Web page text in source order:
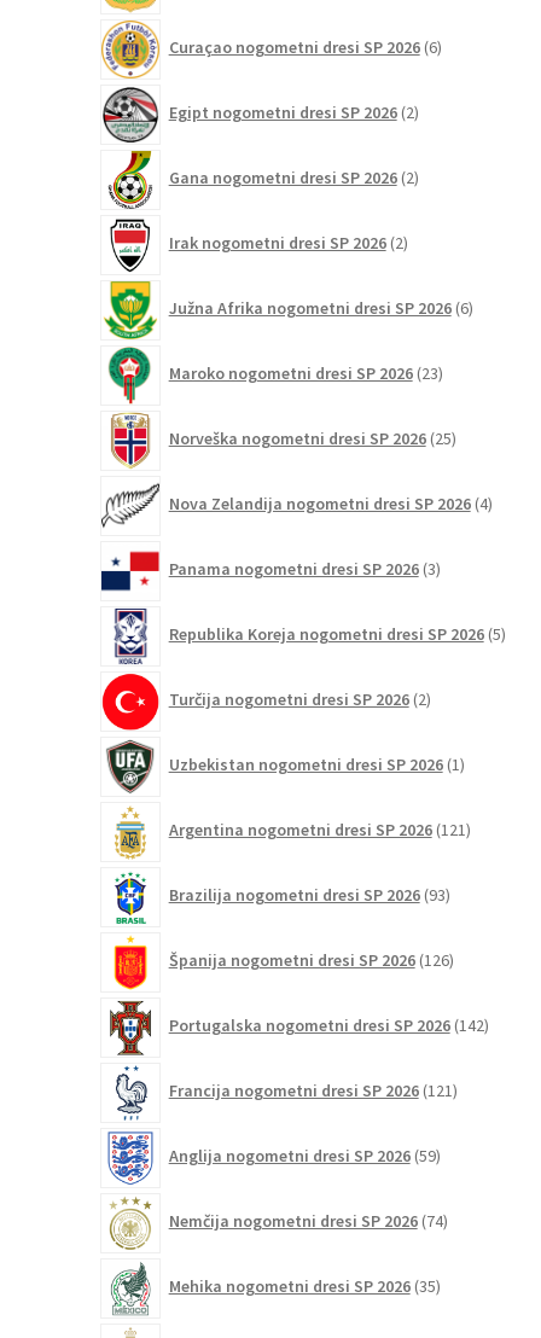
Curaçao nogometni dresi SP 2026 6izdelkov
Egipt nogometni dresi SP 2026 2izdelka
Gana nogometni dresi SP 2026 2izdelka
Irak nogometni dresi SP 2026 2izdelka
Južna Afrika nogometni dresi SP 2026 6izdelkov
Maroko nogometni dresi SP 2026 23izdelkov
Norveška nogometni dresi SP 2026 25izdelkov
Nova Zelandija nogometni dresi SP 2026 4izdelki
Panama nogometni dresi SP 2026 3izdelki
Republika Koreja nogometni dresi SP 2026 5
Turčija nogometni dresi SP 2026 2izdelka
Uzbekistan nogometni dresi SP 2026 1izdelek
Argentina nogometni dresi SP 2026 121izdelkov
Brazilija nogometni dresi SP 2026 93izdelkov
Španija nogometni dresi SP 2026 126izdelkov
Portugalska nogometni dresi SP 2026 142
Francija nogometni dresi SP 2026 121izdelkov
Anglija nogometni dresi SP 2026 59izdelkov
Nemčija nogometni dresi SP 2026 74izdelkov
Mehika nogometni dresi SP 2026 35izdelkov